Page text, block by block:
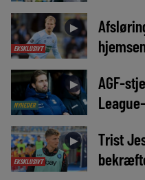
EKSKLUSIVT
►
NYHEDER
►
AGF-
EKSKLUSIVT
►
Trist